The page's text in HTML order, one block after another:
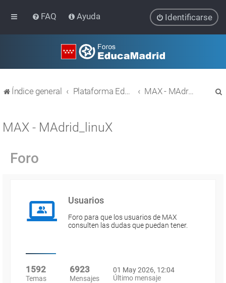
FAQ Ayuda Identificarse
Índice general Plataforma Educativa EducaMadrid MAX - MAdrid_linuX
MAX - MAdrid_linuX
Foro
Usuarios
Foro para que los usuarios de MAX
consulten las dudas que puedan tener.
1592
Temas
6923
Mensajes
01 May 2026, 12:04
Último mensaje